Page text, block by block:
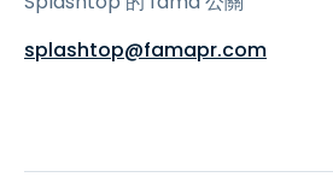
splashtop@famapr.com